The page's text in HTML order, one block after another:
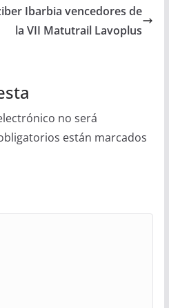
Ibarbia vencedores de
la VII Matutrail Lavoplus
no será
están marcados